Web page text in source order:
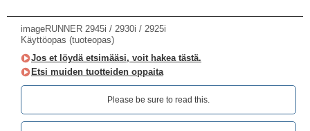
imageRUNNER 2945i / 2930i / 2925i
Käyttöopas (tuoteopas)
Jos et löydä etsimääsi, voit hakea tästä.
Etsi muiden tuotteiden oppaita
Please be sure to read this.‎